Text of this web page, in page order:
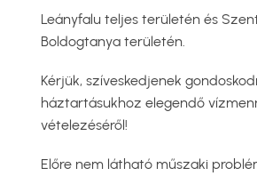
Leányfalu teljes területén és
Boldogtanya területén.
Kérjük, szíveskedjenek
háztartásukhoz elegendő
vételezéséről!
Előre nem látható műszaki